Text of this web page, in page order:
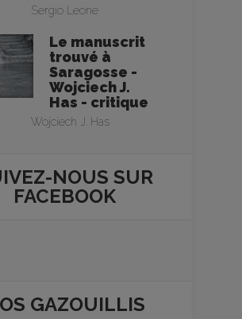
Sergio Leone
Le manuscrit
trouvé à
Saragosse -
Wojciech J.
Has - critique
Wojciech J. Has
NOUS SUR
FACEBOOK
GAZOUILLIS